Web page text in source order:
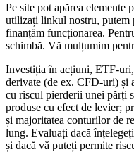
Pe site pot apărea
utilizați linkul nostru, putem
finanțăm funcționarea.
schimbă. Vă mulțumim
Investiția în acțiuni, ETF-
derivate (de ex. CFD-uri) și
cu riscul pierderii unei părți
produse cu efect de levier;
și majoritatea conturilor de
lung. Evaluați dacă
și dacă vă puteți permite